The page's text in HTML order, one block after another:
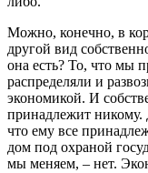
Можно, конечно, в
другой вид
она есть? То, что мы
распределяли и
экономикой. И
принадлежит никому.
что ему все
дом под охраной
мы меняем, – нет.